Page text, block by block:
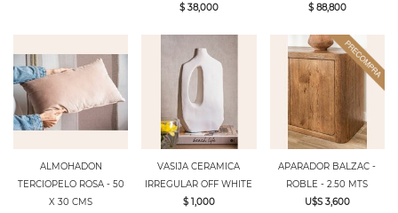
$ 38,000
$ 88,800
ALMOHADON
TERCIOPELO ROSA - 50
X 30 CMS
VASIJA CERAMICA
IRREGULAR OFF WHITE
$ 1,000
APARADOR BALZAC -
ROBLE - 2.50 MTS
U$S 3,600